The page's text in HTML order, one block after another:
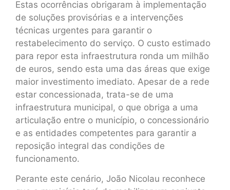
Estas ocorrências obrigaram à implementação
de soluções provisórias e a intervenções
técnicas urgentes para garantir o
restabelecimento do serviço. O custo estimado
para repor esta infraestrutura ronda um milhão
de euros, sendo esta uma das áreas que exige
maior investimento imediato. Apesar de a rede
estar concessionada, trata-se de uma
infraestrutura municipal, o que obriga a uma
articulação entre o município, o concessionário
e as entidades competentes para garantir a
reposição integral das condições de
funcionamento.
Perante este cenário, João Nicolau reconhece